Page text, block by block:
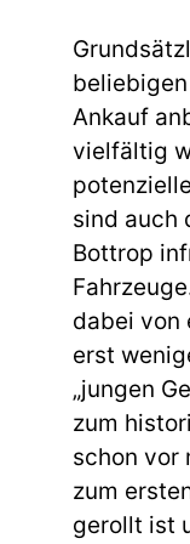
Ankauf
vielfältig
sind auch
Bottrop
dabei von
erst
„jungen
zum
schon vor
zum
gerollt ist